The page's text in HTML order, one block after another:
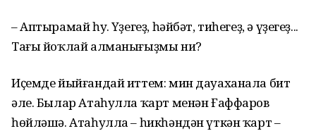
– Аптырамай һуң. Үҙегеҙ, һәйбәт, тиһегеҙ, ә үҙегеҙ...
Тағы йоҡлай алма­нығыҙмы ни?
Иҫемде йыйғандай иттем: мин дауаханала бит
әле. Былар Атаһулла ҡарт менән Ғаффаров
һөйләшә. Атаһулла – һикһәндән үткән ҡарт –